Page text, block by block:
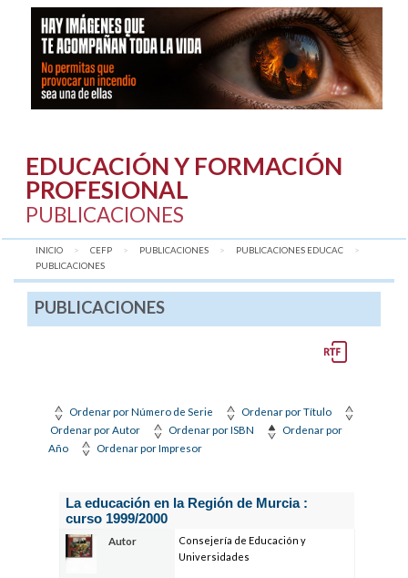
EDUCACIÓN Y FORMACIÓN
PROFESIONAL
PUBLICACIONES
INICIO CEFP PUBLICACIONES
PUBLICACIONES EDUCAC
AQUÍ:
PUBLICACIONES
PUBLICACIONES
Ordenar por Número de Serie
Ordenar por Título
Ordenar por Autor
Ordenar por ISBN
Ordenar por
Año
Ordenar por Impresor
La educación en la Región de Murcia :
curso 1999/2000
Autor
Consejería de Educación y
Universidades